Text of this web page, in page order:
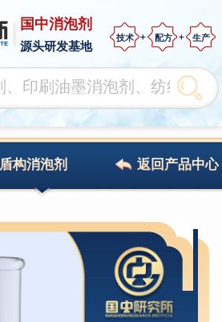
国中消泡剂
源头研发基地
技术 配方 生产
盾构消泡剂 返回产品中心